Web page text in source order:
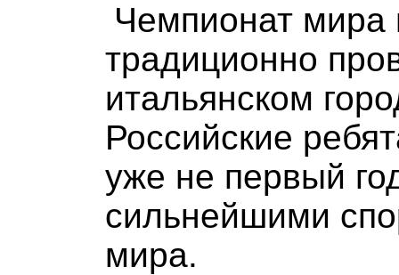
Чемпионат мира
традиционно
итальянском
Российские
уже не первый
сильнейшими
мира.